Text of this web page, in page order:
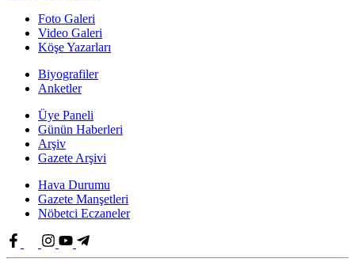
Foto Galeri
Video Galeri
Köşe Yazarları
Biyografiler
Anketler
Üye Paneli
Günün Haberleri
Arşiv
Gazete Arşivi
Hava Durumu
Gazete Manşetleri
Nöbetci Eczaneler